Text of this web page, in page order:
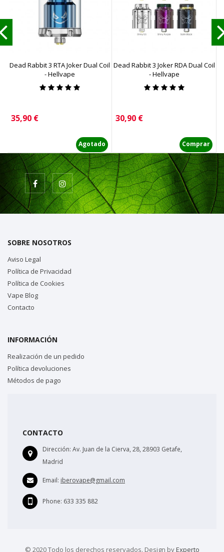
Dead Rabbit 3 RTA Joker Dual Coil
- Hellvape
Precio
35,90 €
Agotado
Dead Rabbit 3 Joker RDA Dual Coil
- Hellvape
Precio
30,90 €
Comprar
SOBRE NOSOTROS
Aviso Legal
Política de Privacidad
Política de Cookies
Vape Blog
Contacto
INFORMACIÓN
Realización de un pedido
Política devoluciones
Métodos de pago
CONTACTO
Dirección: Av. Juan de la Cierva, 28, 28903 Getafe,
Madrid
Email: iberovape@gmail.com
Phone: 633 335 882
© 2020 Todo los derechos reservados. Design byExperto